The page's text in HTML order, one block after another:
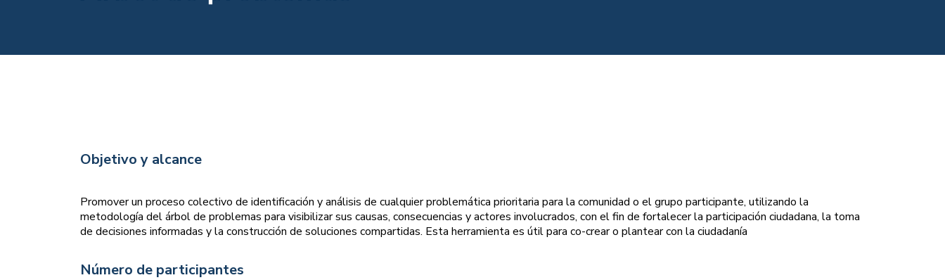
Objetivo y alcance
Promover un proceso colectivo de identificación y análisis de cualquier problemática prioritaria para la comunidad o el grupo participante, utilizando la
metodología del árbol de problemas para visibilizar sus causas, consecuencias y actores involucrados, con el fin de fortalecer la participación ciudadana, la toma
de decisiones informadas y la construcción de soluciones compartidas. Esta herramienta es útil para co-crear o plantear con la ciudadanía
Número de participantes